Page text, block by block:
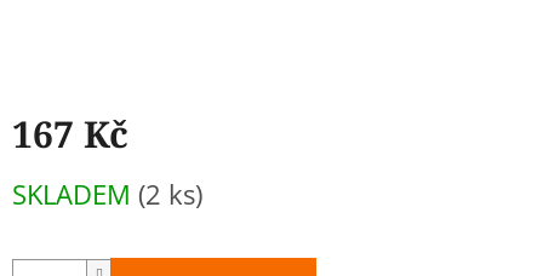
167 Kč
cena:
SKLADEM (2 ks)